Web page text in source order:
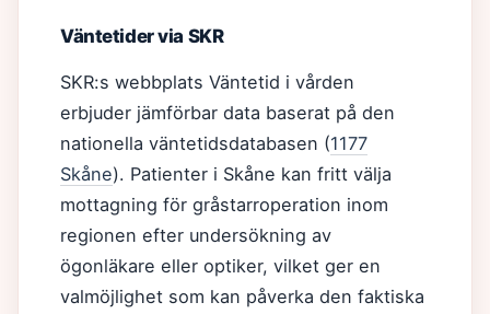
Väntetider via SKR
SKR:s webbplats Väntetid i vården
erbjuder jämförbar data baserat på den
nationella väntetidsdatabasen (1177
Skåne). Patienter i Skåne kan fritt välja
mottagning för gråstarroperation inom
regionen efter undersökning av
ögonläkare eller optiker, vilket ger en
valmöjlighet som kan påverka den faktiska